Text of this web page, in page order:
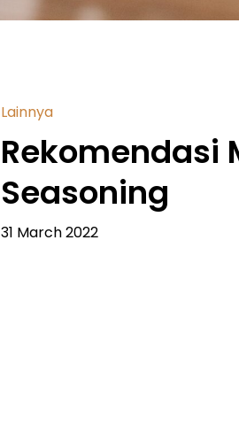
Lainnya
Rekomendasi
Seasoning
31 March 2022